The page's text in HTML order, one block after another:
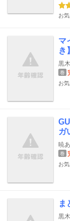
お
マ
き】
黒
巻
お
ガ
暁
巻
お
ま
黒